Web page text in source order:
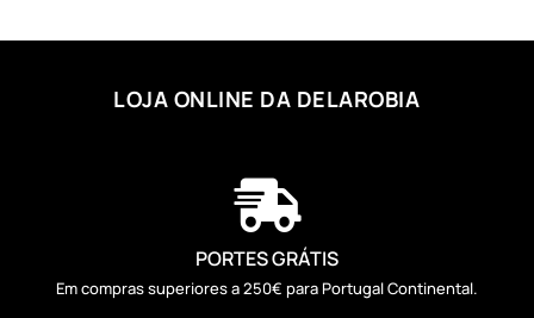
LOJA ONLINE DA DELAROBIA

PORTES GRÁTIS
Em compras superiores a 250€ para Portugal Continental.